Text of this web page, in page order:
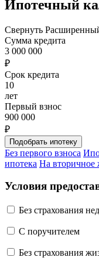
Ипотечный
Свернуть
Сумма кредита
3 000 000
₽
Срок кредита
10
лет
Первый взнос
900 000
₽
Без первого взноса
ипотека На вторичное
Условия
Без страхования
C поручителем
Без страхования